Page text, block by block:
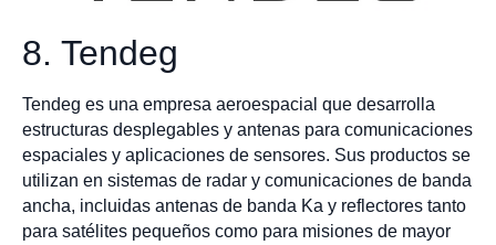
8. Tendeg
Tendeg es una empresa aeroespacial que desarrolla
estructuras desplegables y antenas para comunicaciones
espaciales y aplicaciones de sensores. Sus productos se
utilizan en sistemas de radar y comunicaciones de banda
ancha, incluidas antenas de banda Ka y reflectores tanto
para satélites pequeños como para misiones de mayor